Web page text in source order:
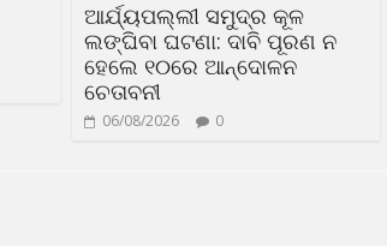
ଆର୍ଯ୍ୟପଲ୍ଲୀ ସମୁଦ୍ର କୂଳ
ଲଙ୍ଘିବା ଘଟଣା: ଦାବି ପୂରଣ ନ
ହେଲେ ୧୦ରେ ଆନ୍ଦୋଳନ
ଚେତାବନୀ
06/08/2026 0